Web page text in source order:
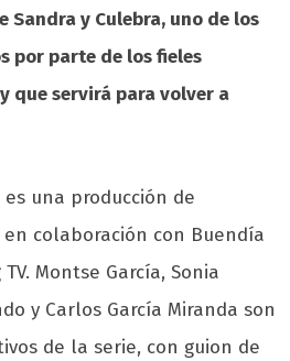
Sandra y Culebra, uno de los
por parte de los fieles
que servirá para volver a
es una producción de
colaboración con Buendía
Montse García, Sonia
y Carlos García Miranda son
de la serie, con guion de